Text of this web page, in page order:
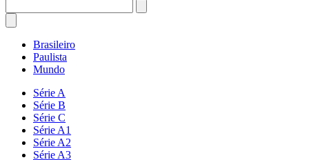
Brasileiro
Paulista
Mundo
Série A
Série B
Série C
Série A1
Série A2
Série A3